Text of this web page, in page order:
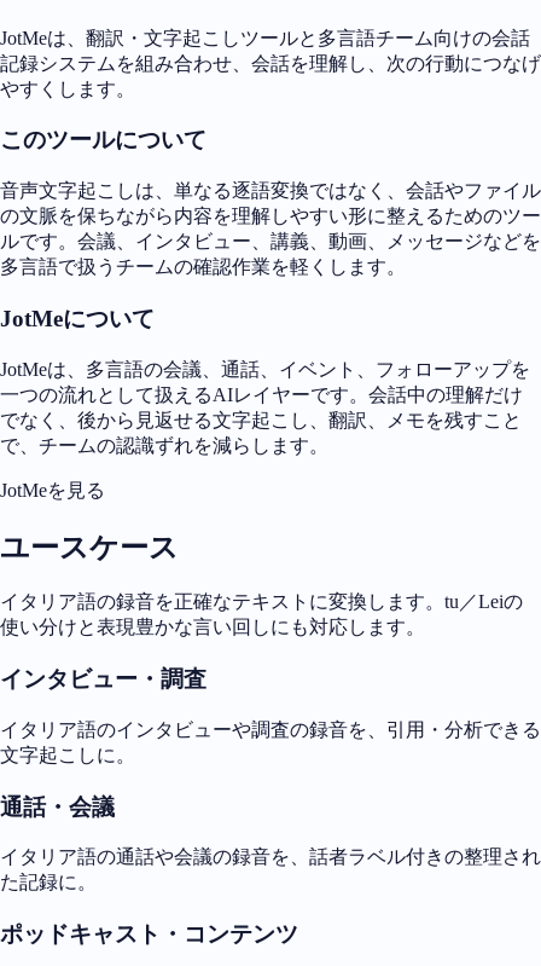
JotMeは、翻訳・文字起こしツールと多言語チーム向けの会話
記録システムを組み合わせ、会話を理解し、次の行動につなげ
やすくします。
このツールについて
音声文字起こしは、単なる逐語変換ではなく、会話やファイル
の文脈を保ちながら内容を理解しやすい形に整えるためのツー
ルです。会議、インタビュー、講義、動画、メッセージなどを
多言語で扱うチームの確認作業を軽くします。
JotMeについて
JotMeは、多言語の会議、通話、イベント、フォローアップを
一つの流れとして扱えるAIレイヤーです。会話中の理解だけ
でなく、後から見返せる文字起こし、翻訳、メモを残すこと
で、チームの認識ずれを減らします。
JotMeを見る
ユースケース
イタリア語の録音を正確なテキストに変換します。tu／Leiの
使い分けと表現豊かな言い回しにも対応します。
インタビュー・調査
イタリア語のインタビューや調査の録音を、引用・分析できる
文字起こしに。
通話・会議
イタリア語の通話や会議の録音を、話者ラベル付きの整理され
た記録に。
ポッドキャスト・コンテンツ